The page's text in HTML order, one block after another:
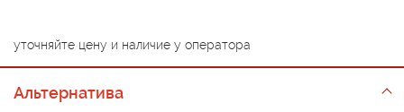
уточняйте цену и наличие у оператора
Альтернатива